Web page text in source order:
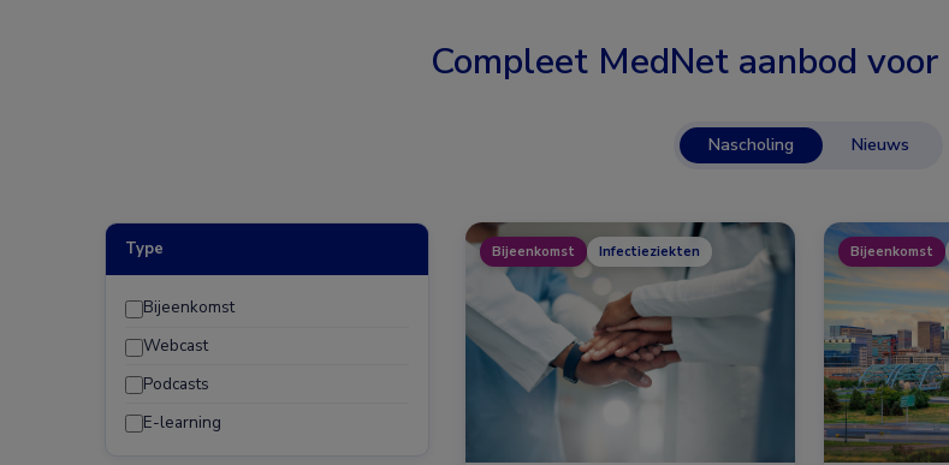
Compleet MedNet aanbod voor
Nascholing Nieuws
Type
Bijeenkomst
Webcast
Podcasts
E-learning
Bijeenkomst Infectieziekten Bijeenkomst